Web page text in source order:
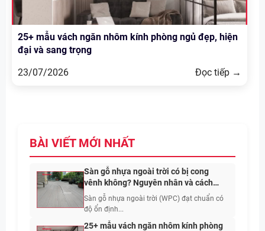
25+ mẫu vách ngăn nhôm kính phòng ngủ đẹp, hiện
đại và sang trọng
23/07/2026
Đọc tiếp →
BÀI VIẾT MỚI NHẤT
Sàn gỗ nhựa ngoài trời có bị cong
vênh không? Nguyên nhân và cách
hạn chế
Sàn gỗ nhựa ngoài trời (WPC) đạt chuẩn có
độ ổn định...
25+ mẫu vách ngăn nhôm kính phòng